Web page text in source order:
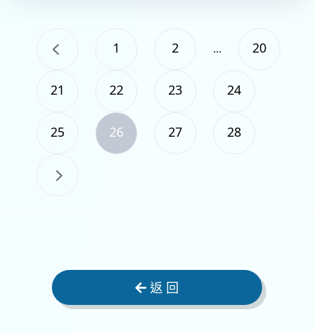
1 2 ... 20
21 22 23 24
25 26 27 28
返 回